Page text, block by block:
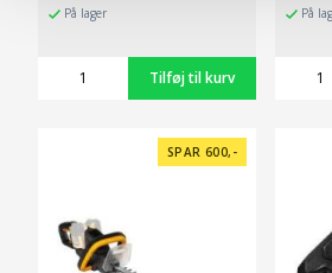
På lager På
SPAR 600,-